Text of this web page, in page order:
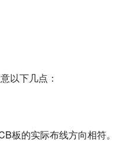
以下几点：
板的实际布线方向相符。